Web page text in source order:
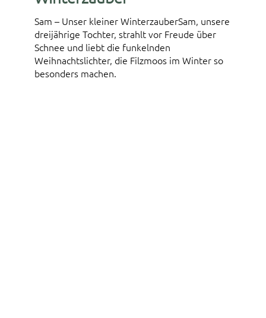
Sam – Unser kleiner WinterzauberSam, unsere
dreijährige Tochter, strahlt vor Freude über
Schnee und liebt die funkelnden
Weihnachtslichter, die Filzmoos im Winter so
besonders machen.